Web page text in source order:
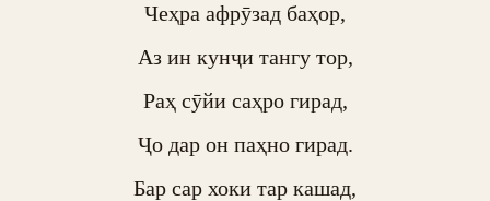
Чеҳра афрӯзад баҳор,
Аз ин кунҷи тангу тор,
Раҳ сӯйи саҳро гирад,
Ҷо дар он паҳно гирад.
Бар сар хоки тар кашад,